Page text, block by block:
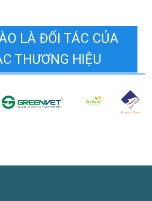
LÀ ĐỐI TÁC CỦA
THƯƠNG HIỆU